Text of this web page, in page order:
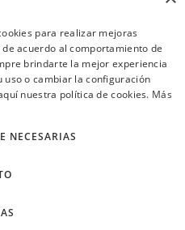
(02) 298 1300
para realizar mejoras
acuerdo al comportamiento de
brindarte la mejor experiencia
uso o cambiar la configuración
nuestra política de cookies. Más
NECESARIAS